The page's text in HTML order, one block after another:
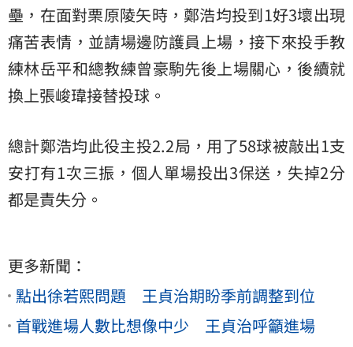
壘，在面對栗原陵矢時，鄭浩均投到1好3壞出現
痛苦表情，並請場邊防護員上場，接下來投手教
練林岳平和總教練曾豪駒先後上場關心，後續就
換上張峻瑋接替投球。
總計鄭浩均此役主投2.2局，用了58球被敲出1支
安打有1次三振，個人單場投出3保送，失掉2分
都是責失分。
更多新聞：
點出徐若熙問題 王貞治期盼季前調整到位
首戰進場人數比想像中少 王貞治呼籲進場